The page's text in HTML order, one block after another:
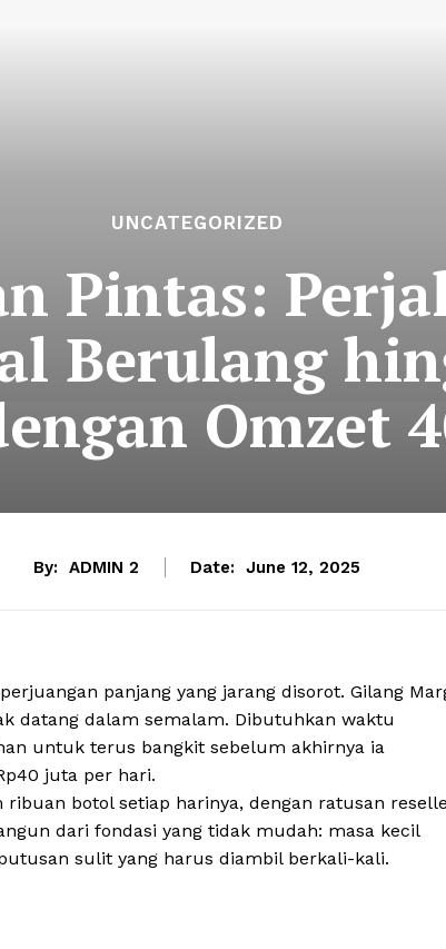
UNCATEGORIZED
Pintas:
Berulang
Omzet
By: ADMIN 2 Date: June 12, 2025
panjang yang jarang disorot. Gilang
datang dalam semalam. Dibutuhkan waktu
untuk terus bangkit sebelum akhirnya ia
juta per hari.
botol setiap harinya, dengan ratusan
dari fondasi yang tidak mudah: masa kecil
sulit yang harus diambil berkali-kali.